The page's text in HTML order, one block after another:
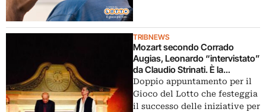
TRIBNEWS
Mozart secondo Corrado
Augias, Leonardo “intervistato”
da Claudio Strinati. È la
primavera culturale del Il Gioco
del Lotto: che da Roma passa
nella Milano dell’Expo
Doppio appuntamento per il
Gioco del Lotto che festeggia
il successo delle iniziative per